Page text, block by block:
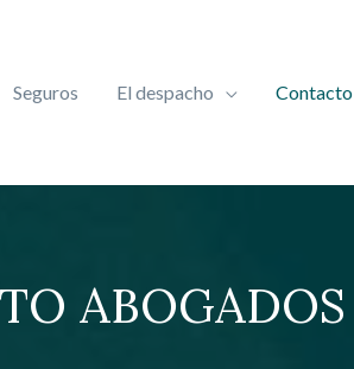
Seguros El despacho Contacto
ABOGADOS